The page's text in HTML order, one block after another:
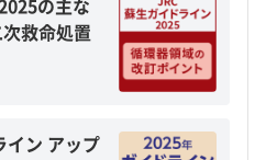
の主な
救命処置
イン アップ